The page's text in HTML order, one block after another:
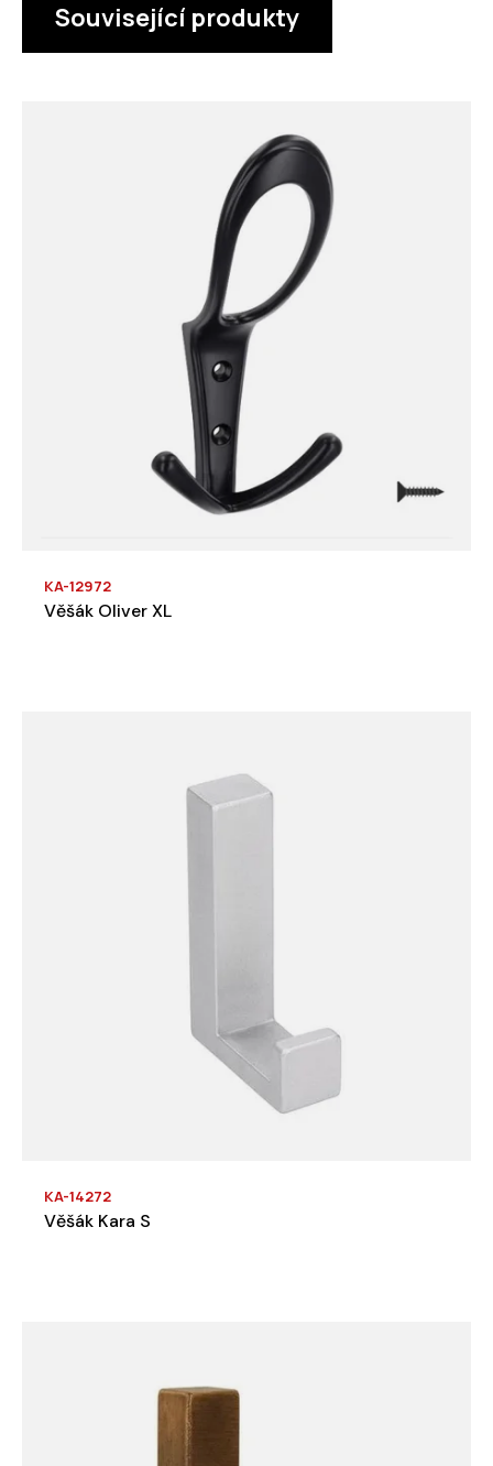
Související produkty
KA-12972
Věšák Oliver XL
KA-14272
Věšák Kara S